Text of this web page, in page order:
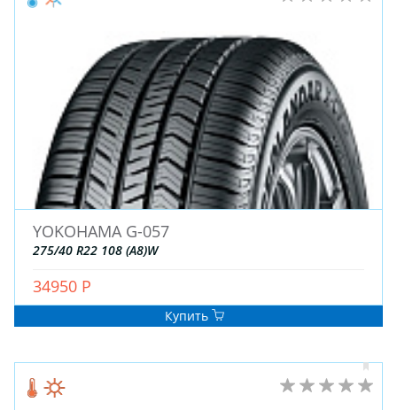
YOKOHAMA G-057
275/40 R22 108 (A8)W
34950 Р
Купить